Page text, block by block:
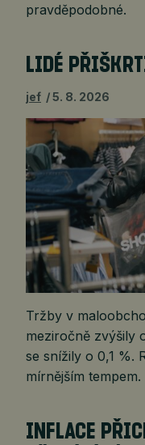
pravděpodobné.
LIDÉ
jef 5. 8. 2026
Tržby v
meziročně zvýšily
se snížily o 0,1 %.
mírnějším tempem.
INFLACE